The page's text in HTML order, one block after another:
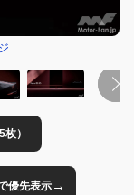
）
優先表示→